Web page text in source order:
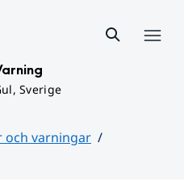
Sverige
och varningar